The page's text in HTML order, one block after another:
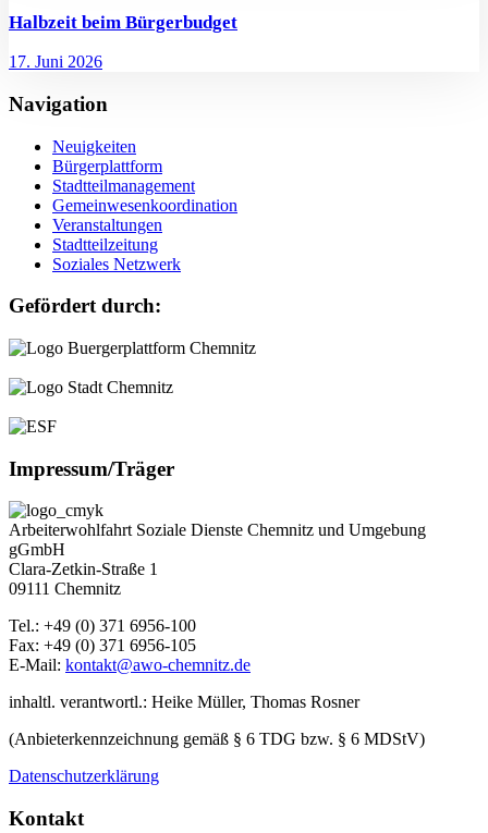
Halbzeit beim Bürgerbudget
17. Juni 2026
Navigation
Neuigkeiten
Bürgerplattform
Stadtteilmanagement
Gemeinwesenkoordination
Veranstaltungen
Stadtteilzeitung
Soziales Netzwerk
Gefördert durch:
Impressum/Träger
Arbeiterwohlfahrt Soziale Dienste Chemnitz und Umgebung
gGmbH
Clara-Zetkin-Straße 1
09111 Chemnitz
Tel.: +49 (0) 371 6956-100
Fax: +49 (0) 371 6956-105
E-Mail: kontakt@awo-chemnitz.de
inhaltl. verantwortl.: Heike Müller, Thomas Rosner
(Anbieterkennzeichnung gemäß § 6 TDG bzw. § 6 MDStV)
Datenschutzerklärung
Kontakt